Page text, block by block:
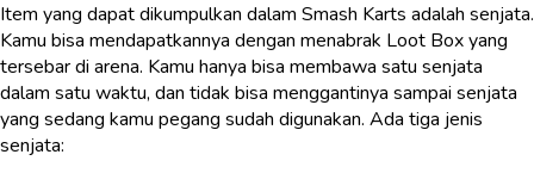
Item yang dapat dikumpulkan dalam Smash Karts adalah senjata.
Kamu bisa mendapatkannya dengan menabrak Loot Box yang
tersebar di arena. Kamu hanya bisa membawa satu senjata
dalam satu waktu, dan tidak bisa menggantinya sampai senjata
yang sedang kamu pegang sudah digunakan. Ada tiga jenis
senjata: